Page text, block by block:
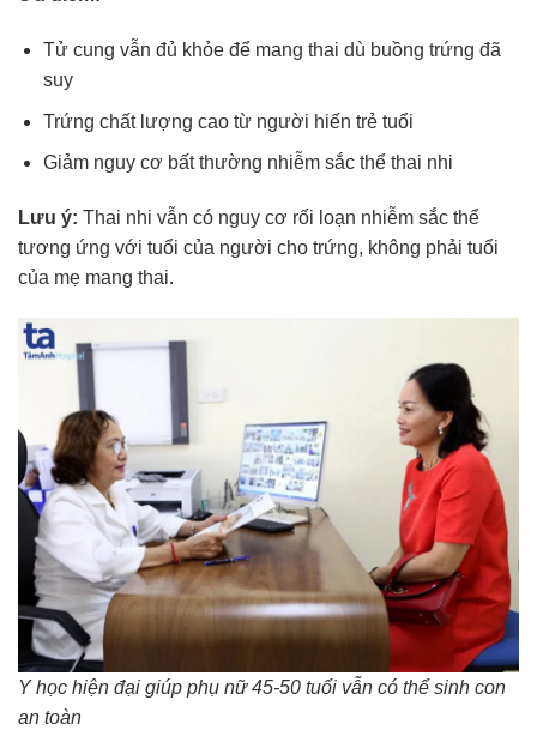
Tử cung vẫn đủ khỏe để mang thai dù buồng trứng đã
suy
Trứng chất lượng cao từ người hiến trẻ tuổi
Giảm nguy cơ bất thường nhiễm sắc thể thai nhi
Lưu ý: Thai nhi vẫn có nguy cơ rối loạn nhiễm sắc thể
tương ứng với tuổi của người cho trứng, không phải tuổi
của mẹ mang thai.
Y học hiện đại giúp phụ nữ 45-50 tuổi vẫn có thể sinh con
an toàn